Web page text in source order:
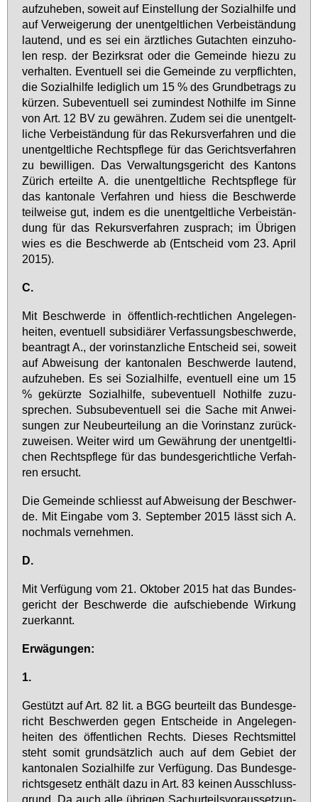
auf­zu­he­ben, so­weit auf Ein­stel­lung der So­zi­al­hil­fe und
auf Ver­wei­ge­rung der un­ent­gelt­li­chen Ver­bei­stän­dung
lau­tend, und es sei ein ärzt­li­ches Gut­ach­ten ein­zu­ho­
len resp. der Be­zirks­rat oder die Ge­mein­de hie­zu zu
ver­hal­ten. Even­tu­ell sei die Ge­mein­de zu ver­pflich­ten,
die So­zi­al­hil­fe le­dig­lich um 15 % des Grund­be­trags zu
kür­zen. Sub­even­tu­ell sei zu­min­dest Not­hil­fe im Sin­ne
von Art. 12 BV zu ge­wäh­ren. Zu­dem sei die un­ent­gelt­
li­che Ver­bei­stän­dung für das Re­kurs­ver­fah­ren und die
un­ent­gelt­li­che Rechts­pfle­ge für das Ge­richts­ver­fah­ren
zu be­wil­li­gen. Das Ver­wal­tungs­ge­richt des Kan­tons
Zü­rich er­teil­te A. die un­ent­gelt­li­che Rechts­pfle­ge für
das kan­to­na­le Ver­fah­ren und hiess die Be­schwer­de
teil­wei­se gut, in­dem es die un­ent­gelt­li­che Ver­bei­stän­
dung für das Re­kurs­ver­fah­ren zu­sprach; im Üb­ri­gen
wies es die Be­schwer­de ab (Ent­scheid vom 23. April
2015).
C.
Mit Be­schwer­de in öf­fent­lich-recht­li­chen An­ge­le­gen­
hei­ten, even­tu­ell sub­si­diä­rer Ver­fas­sungs­be­schwer­de,
be­an­tragt A., der vor­in­stanz­li­che Ent­scheid sei, so­weit
auf Ab­wei­sung der kan­to­na­len Be­schwer­de lau­tend,
auf­zu­he­ben. Es sei So­zi­al­hil­fe, even­tu­ell ei­ne um 15
% ge­kürz­te So­zi­al­hil­fe, sub­even­tu­ell Not­hil­fe zu­zu­
spre­chen. Sub­sub­even­tu­ell sei die Sa­che mit An­wei­
sun­gen zur Neu­be­ur­tei­lung an die Vor­in­stanz zu­rück­
zu­wei­sen. Wei­ter wird um Ge­wäh­rung der un­ent­gelt­li­
chen Rechts­pfle­ge für das bun­des­ge­richt­li­che Ver­fah­
ren er­sucht.
Die Ge­mein­de schliesst auf Ab­wei­sung der Be­schwer­
de. Mit Ein­ga­be vom 3. Sep­tem­ber 2015 lässt sich A.
noch­mals ver­neh­men.
D.
Mit Ver­fü­gung vom 21. Ok­to­ber 2015 hat das Bun­des­
ge­richt der Be­schwer­de die auf­schie­ben­de Wir­kung
zu­er­kannt.
Er­wä­gun­gen:
1.
Ge­stützt auf Art. 82 lit. a BGG be­ur­teilt das Bun­des­ge­
richt Be­schwer­den ge­gen Ent­schei­de in An­ge­le­gen­
hei­ten des öf­fent­li­chen Rechts. Die­ses Rechts­mit­tel
steht so­mit grund­sätz­lich auch auf dem Ge­biet der
kan­to­na­len So­zi­al­hil­fe zur Ver­fü­gung. Das Bun­des­ge­
richts­ge­setz ent­hält da­zu in Art. 83 kei­nen Aus­schluss­
grund. Da auch al­le üb­ri­gen Sa­chur­teils­vor­aus­set­zun­